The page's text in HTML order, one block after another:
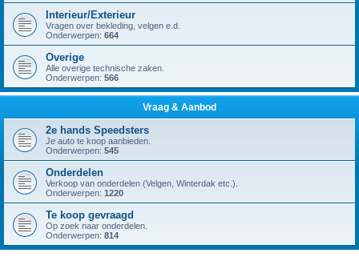
Interieur/Exterieur
Vragen over bekleding, velgen e.d.
Onderwerpen: 664
Overige
Alle overige technische zaken.
Onderwerpen: 566
Vraag & Aanbod
2e hands Speedsters
Je auto te koop aanbieden.
Onderwerpen: 545
Onderdelen
Verkoop van onderdelen (Velgen, Winterdak etc.).
Onderwerpen: 1220
Te koop gevraagd
Op zoek naar onderdelen.
Onderwerpen: 814